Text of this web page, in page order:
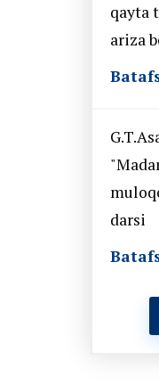
qayta
ariza
darsi